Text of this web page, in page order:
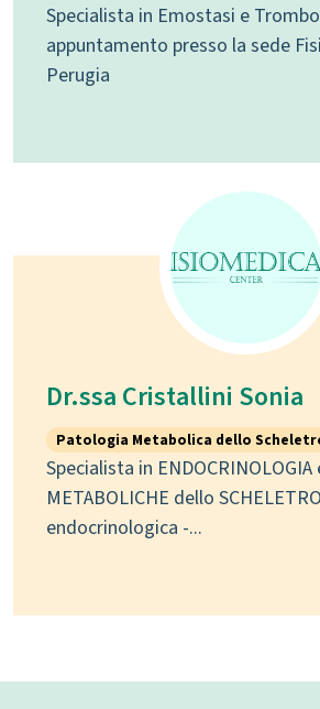
Specialista in Emostasi e
appuntamento presso la sede
Perugia
Dr.ssa Cristallini Sonia
Patologia Metabolica dello
Specialista in ENDOCRINOLOGIA
METABOLICHE dello
endocrinologica -...